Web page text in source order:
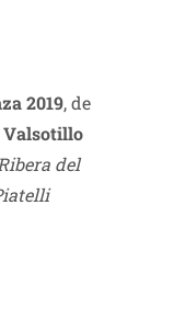
2019, de
Valsotillo
del